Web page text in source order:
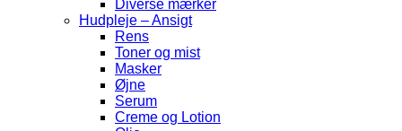
Diverse mærker
Hudpleje – Ansigt
Rens
Toner og mist
Masker
Øjne
Serum
Creme og Lotion